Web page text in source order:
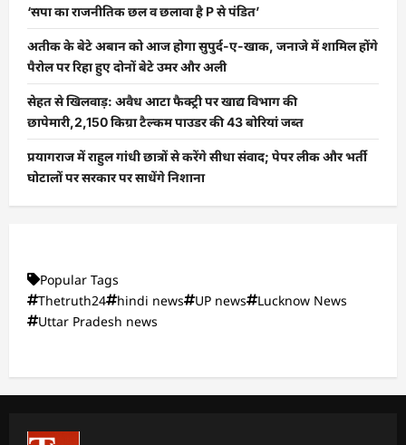
‘सपा का राजनीतिक छल व छलावा है P से पंडित’
अतीक के बेटे अबान को आज होगा सुपुर्द-ए-खाक, जनाजे में शामिल होंगे
पैरोल पर रिहा हुए दोनों बेटे उमर और अली
सेहत से खिलवाड़: अवैध आटा फैक्ट्री पर खाद्य विभाग की
छापेमारी,2,150 किग्रा टैल्कम पाउडर की 43 बोरियां जब्त
प्रयागराज में राहुल गांधी छात्रों से करेंगे सीधा संवाद; पेपर लीक और भर्ती
घोटालों पर सरकार पर साधेंगे निशाना
Popular Tags
Thetruth24
hindi news UP news
Lucknow News
Uttar Pradesh news